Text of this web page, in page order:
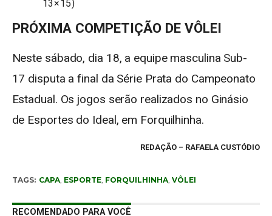
13×15)
PRÓXIMA COMPETIÇÃO DE VÔLEI
Neste sábado, dia 18, a equipe masculina Sub-
17 disputa a final da Série Prata do Campeonato
Estadual. Os jogos serão realizados no Ginásio
de Esportes do Ideal, em Forquilhinha.
REDAÇÃO – RAFAELA CUSTÓDIO
TAGS: CAPA, ESPORTE, FORQUILHINHA, VÔLEI
RECOMENDADO PARA VOCÊ